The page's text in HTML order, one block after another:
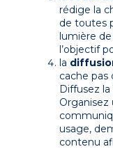
rédige la
de toutes
lumière de
l’objectif
la
cache pas
Diffusez
usage,
contenu